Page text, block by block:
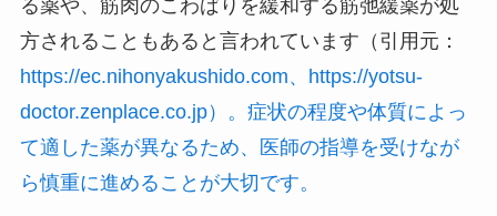
る薬や、筋肉のこわばりを緩和する筋弛緩薬が処
方されることもあると言われています（引用元：
https://ec.nihonyakushido.com、https://yotsu-
doctor.zenplace.co.jp）。症状の程度や体質によっ
て適した薬が異なるため、医師の指導を受けなが
ら慎重に進めることが大切です。